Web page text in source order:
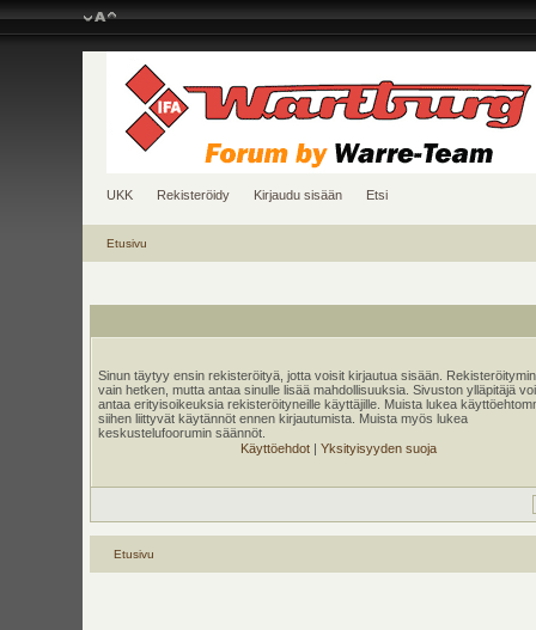
UKK Rekisteröidy Kirjaudu sisään Etsi
Etusivu
Sinun täytyy ensin rekisteröityä, jotta voisit kirjautua sisään.
vain hetken, mutta antaa sinulle lisää mahdollisuuksia. Sivuston ylläpitäjä
antaa erityisoikeuksia rekisteröityneille käyttäjille. Muista lukea
siihen liittyvät käytännöt ennen kirjautumista. Muista myös lukea
keskustelufoorumin säännöt.
Käyttöehdot| Yksityisyyden suoja
Etusivu